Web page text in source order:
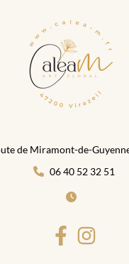
de Miramont-de-
06 40 52 32 51